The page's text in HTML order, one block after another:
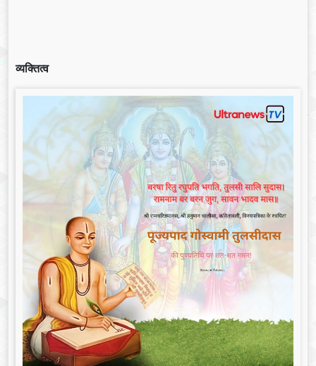
व्यक्तित्व